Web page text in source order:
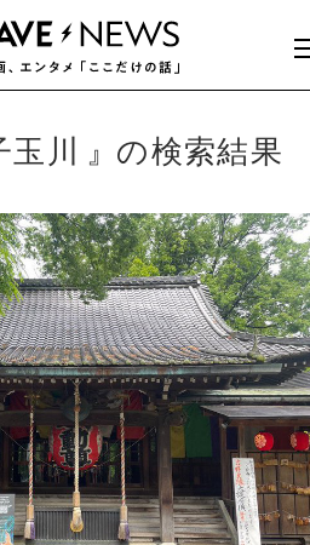
川 の検索結果